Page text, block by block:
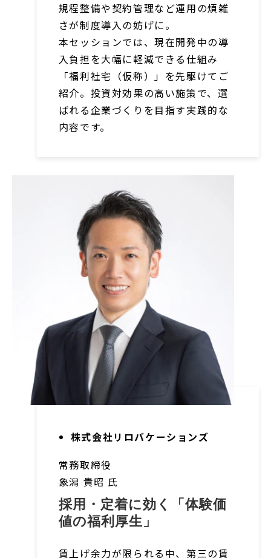
規程整備や契約管理など運用の煩雑
さが制度導入の妨げに。
本セッションでは、現在開発中の導
入負担を大幅に軽減できる仕組み
「福利社宅（仮称）」を先駆けてご
紹介。投資対効果の高い施策で、選
ばれる企業づくりを目指す実践的な
内容です。
株式会社リロバケーションズ
常務取締役
象潟 貴昭 氏
採用・定着に効く「体験価
値の福利厚生」
賃上げ余力が限られる中、第三の賃